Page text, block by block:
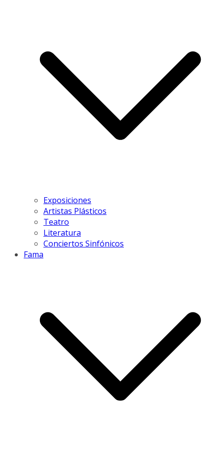
Exposiciones
Artistas Plásticos
Teatro
Literatura
Conciertos Sinfónicos
Fama